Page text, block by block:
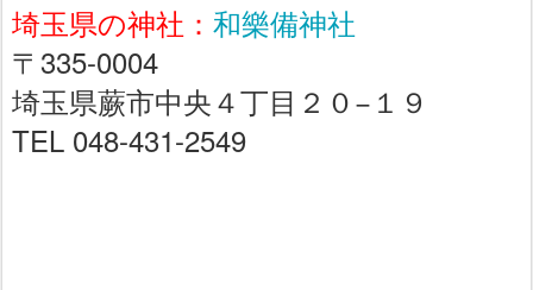
埼玉県の神社： 和樂備神社
〒335-0004
埼玉県蕨市中央４丁目２０−１９
TEL 048-431-2549